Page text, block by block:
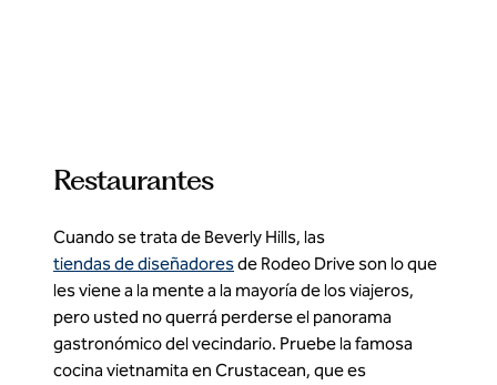
Restaurantes
Cuando se trata de Beverly Hills, las
tiendas de diseñadoresde Rodeo Drive son lo que
les viene a la mente a la mayoría de los viajeros,
pero usted no querrá perderse el panorama
gastronómico del vecindario. Pruebe la famosa
cocina vietnamita en Crustacean, que es